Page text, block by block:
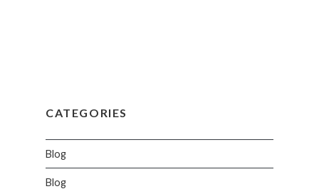
CATEGORIES
Blog
Blog